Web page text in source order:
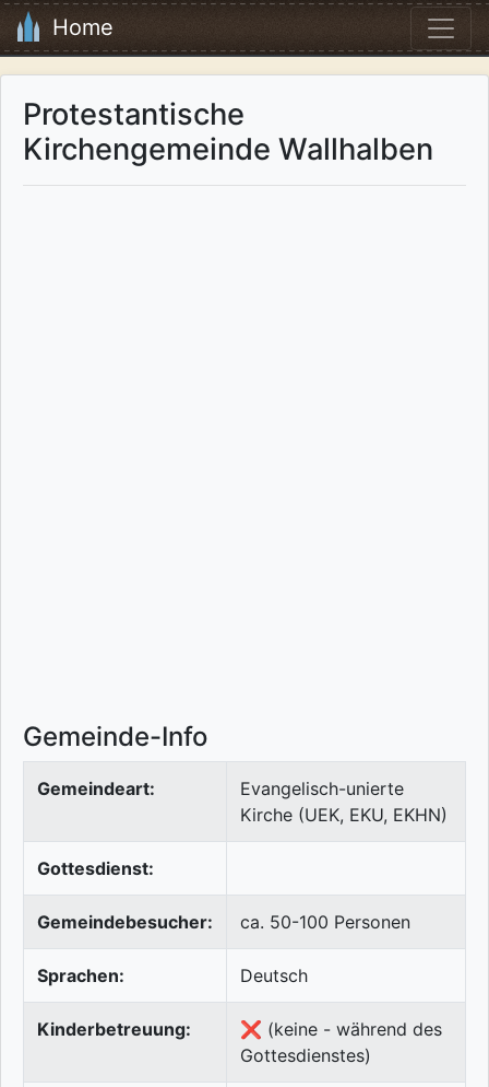
Home
Protestantische
Kirchengemeinde Wallhalben
Gemeinde-Info
Gemeindeart:
Evangelisch-unierte
Kirche (UEK, EKU, EKHN)
Gottesdienst:
Gemeindebesucher: ca. 50-100 Personen
Sprachen: Deutsch
Kinderbetreuung:
❌ (keine - während des
Gottesdienstes)